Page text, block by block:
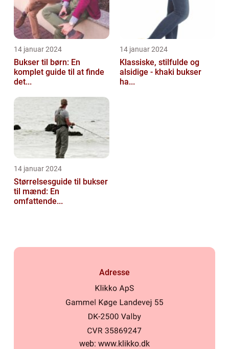
14 januar 2024
Bukser til børn: En
komplet guide til at finde
det...
14 januar 2024
Klassiske, stilfulde og
alsidige - khaki bukser
ha...
14 januar 2024
Størrelsesguide til bukser
til mænd: En
omfattende...
Adresse
web: www.klikko.dk